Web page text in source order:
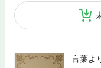
言葉よ